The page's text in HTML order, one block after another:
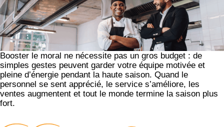
Booster le moral ne nécessite pas un gros budget : de
simples gestes peuvent garder votre équipe motivée et
pleine d’énergie pendant la haute saison. Quand le
personnel se sent apprécié, le service s’améliore, les
ventes augmentent et tout le monde termine la saison plus
fort.